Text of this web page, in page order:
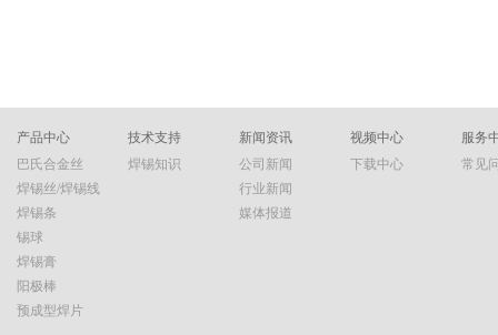
产品中心
巴氏合金丝
焊锡丝/焊锡线
焊锡条
锡球
焊锡膏
阳极棒
预成型焊片
技术支持
焊锡知识
新闻资讯
公司新闻
行业新闻
媒体报道
视频中心
下载中心
服务
常见